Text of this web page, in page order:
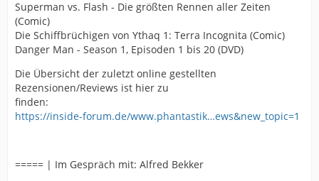
Superman vs. Flash - Die größten Rennen aller Zeiten
(Comic)
Die Schiffbrüchigen von Ythaq 1: Terra Incognita (Comic)
Danger Man - Season 1, Episoden 1 bis 20 (DVD)
Die Übersicht der zuletzt online gestellten
Rezensionen/Reviews ist hier zu
finden:
https://inside-forum.de/www.phantastik…ews&new_topic=1
===== | Im Gespräch mit: Alfred Bekker